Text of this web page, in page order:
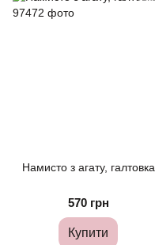
Намисто з агату, галтовка
570 грн
Купити